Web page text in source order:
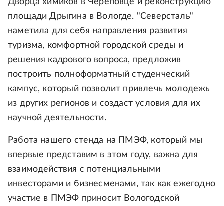
Дворца химиков в Череповце и реконструкцию
площади Дрыгина в Вологде. "Северсталь"
наметила для себя направления развития
туризма, комфортной городской среды и
решения кадрового вопроса, предложив
построить полноформатный студенческий
кампус, который позволит привлечь молодежь
из других регионов и создаст условия для их
научной деятельности.
Работа нашего стенда на ПМЭФ, который мы
впервые представим в этом году, важна для
взаимодействия с потенциальными
инвесторами и бизнесменами, так как ежегодно
участие в ПМЭФ приносит Вологодской